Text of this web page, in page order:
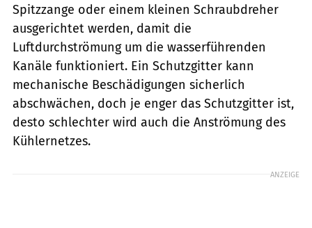
Spitzzange oder einem kleinen Schraubdreher
ausgerichtet werden, damit die
Luftdurchströmung um die wasserführenden
Kanäle funktioniert. Ein Schutzgitter kann
mechanische Beschädigungen sicherlich
abschwächen, doch je enger das Schutzgitter ist,
desto schlechter wird auch die Anströmung des
Kühlernetzes.
ANZEIGE